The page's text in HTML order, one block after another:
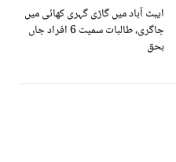
ایبٹ آباد میں گاڑی گہری کھائی میں
جاگری، طالبات سمیت 6 افراد جاں
بحق